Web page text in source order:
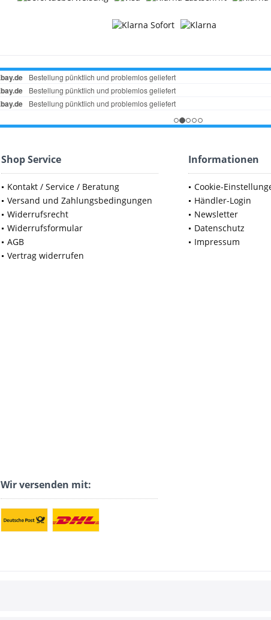
Shop Service
Kontakt / Service / Beratung
Versand und Zahlungsbedingungen
Widerrufsrecht
Widerrufsformular
AGB
Vertrag widerrufen
Informationen
Cookie-
Händler-Login
Newsletter
Datenschutz
Impressum
Wir versenden mit: